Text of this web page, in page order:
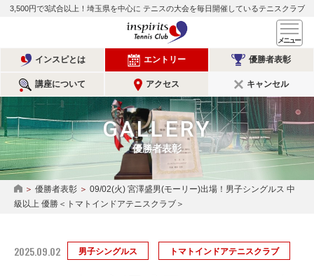
3,500円で3試合以上！埼玉県を中心に テニスの大会を毎日開催しているテニスクラブ
インスピリッツテニスクラ
インスピとは エントリー 優勝者表彰
講座について アクセス キャンセル
GALLERY
優勝者表彰
HOME
優勝者表彰
09/02(火) 宮澤盛男(モーリー)出場！男子シングルス 中
級以上 優勝＜トマトインドアテニスクラブ＞
2025.09.02 男子シングルス トマトインドアテニスクラブ